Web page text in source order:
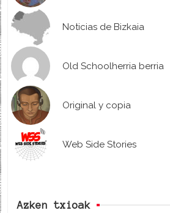
Noticias de Bizkaia
Old Schoolherria berria
Original y copia
Web Side Stories
Azken txioak